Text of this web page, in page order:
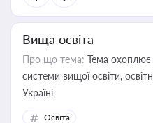
Вища освіта
Про що тема: Тема охоплює
системи вищої освіти,
Україні
Освіта